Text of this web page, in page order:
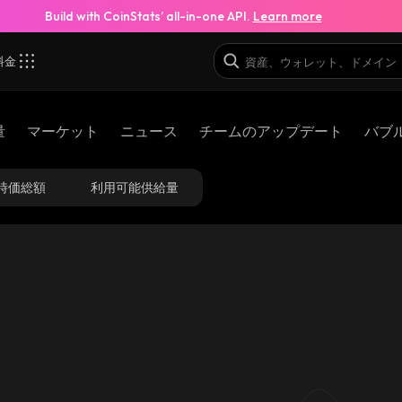
Build with CoinStats’ all-in-one API. Learn more
金
マーケット ニュース チームのアップデート バブ
価総額 利用可能供給量